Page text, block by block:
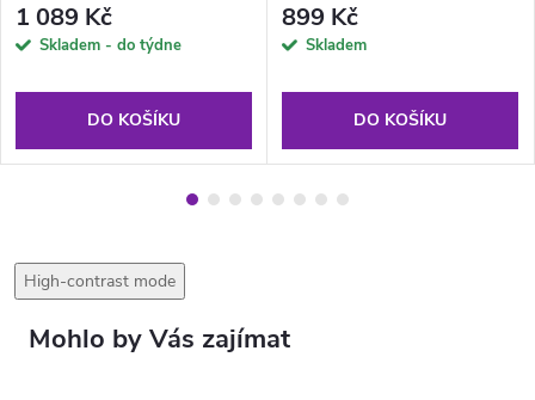
1 089 Kč
Skladem - do týdne
DO KOŠÍKU
899 Kč
Skladem
DO KOŠÍKU
High-contrast mode